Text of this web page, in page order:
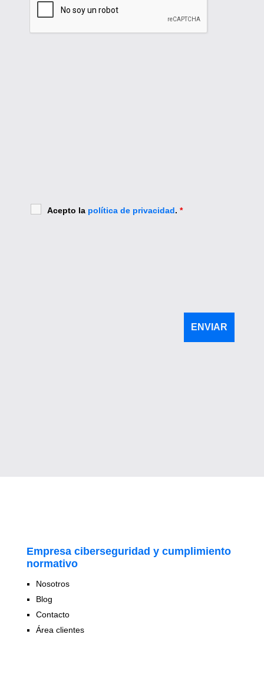
Acepto la política de privacidad. *
Empresa ciberseguridad y cumplimiento
normativo
Nosotros
Blog
Contacto
Área clientes